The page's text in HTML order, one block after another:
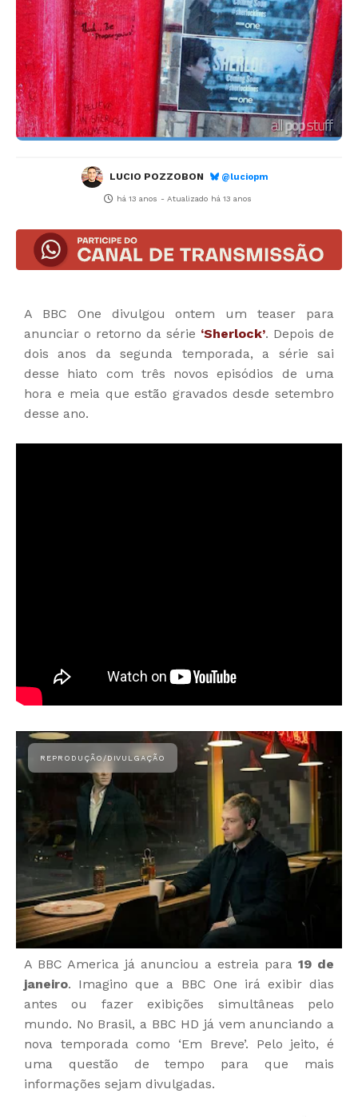
LUCIO POZZOBON @luciopm
há 13 anos - Atualizado há 13 anos
A BBC One divulgou ontem um teaser para
anunciar o retorno da série ‘Sherlock’. Depois de
dois anos da segunda temporada, a série sai
desse hiato com três novos episódios de uma
hora e meia que estão gravados desde setembro
desse ano.
A BBC America já anunciou a estreia para 19 de
janeiro. Imagino que a BBC One irá exibir dias
antes ou fazer exibições simultâneas pelo
mundo. No Brasil, a BBC HD já vem anunciando a
nova temporada como ‘Em Breve’. Pelo jeito, é
uma questão de tempo para que mais
informações sejam divulgadas.